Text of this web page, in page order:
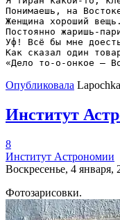
Понимаешь, на
Женщина хороший вещь.
Постоянно жаришь-
Уф! Всё бы мне
Как сказал один
Опубликовала
Институт
8
Институт Астрономии
Воскресенье, 4 января,
Фотозарисовки.